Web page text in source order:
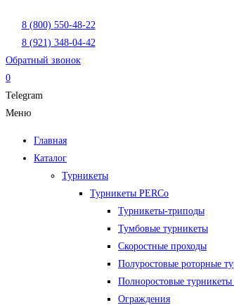
8 (800) 550-48-22
8 (921) 348-04-42
Обратный звонок
0
Telegram
Меню
Главная
Каталог
Турникеты
Турникеты PERCo
Турникеты-триподы
Тумбовые турникеты
Скоростные проходы
Полуростовые роторные
Полноростовые
Ограждения